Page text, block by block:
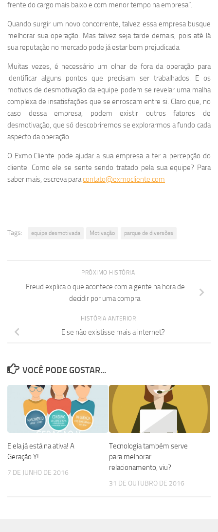
frente do cargo mais baixo e com menor tempo na empresa”.
Quando surgir um novo concorrente, talvez essa empresa busque
melhorar sua operação. Mas talvez seja tarde demais, pois até lá
sua reputação no mercado pode já estar bem prejudicada.
Muitas vezes, é necessário um olhar de fora da operação para
identificar alguns pontos que precisam ser trabalhados. E os
motivos de desmotivação da equipe podem se revelar uma malha
complexa de insatisfações que se enroscam entre si. Claro que, no
caso dessa empresa, podem existir outros fatores de
desmotivação, que só descobriremos se explorarmos a fundo cada
aspecto da operação.
O Exmo.Cliente pode ajudar a sua empresa a ter a percepção do
cliente. Como ele se sente sendo tratado pela sua equipe? Para
saber mais, escreva paracontato@exmocliente.com
Tags: equipe desmotivada Motivação parque de diversões
PRÓXIMO HISTÓRIA
Freud explica o que acontece com a gente na hora de
decidir por uma compra.
HISTÓRIA ANTERIOR
E se não existisse mais a internet?
VOCÊ PODE GOSTAR...
E ela já está na ativa! A
Geração Y!
7 DE JUNHO DE 2016
Tecnologia também serve
para melhorar
relacionamento, viu?
31 DE OUTUBRO DE 2016